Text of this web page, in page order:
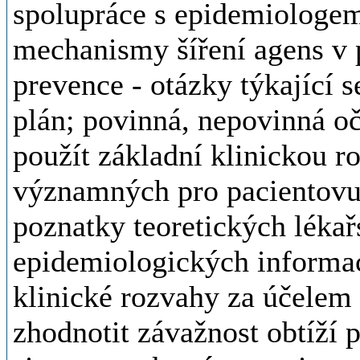
spolupráce s
mechanismy šíření agens
prevence - otázky týkající
plán; povinná, nepovinná
použít základní klinickou
významných pro
poznatky teoretických
epidemiologických
klinické rozvahy za
zhodnotit závažnost obtíží